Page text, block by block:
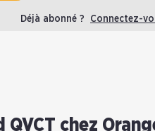
Déjà abonné ? Connectez-
QVCT chez